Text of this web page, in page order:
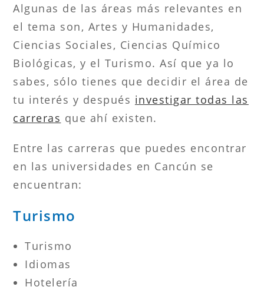
Algunas de las áreas más relevantes en
el tema son, Artes y Humanidades,
Ciencias Sociales, Ciencias Químico
Biológicas, y el Turismo. Así que ya lo
sabes, sólo tienes que decidir el área de
tu interés y después investigar todas las
carreras que ahí existen.
Entre las carreras que puedes encontrar
en las universidades en Cancún se
encuentran:
Turismo
Turismo
Idiomas
Hotelería